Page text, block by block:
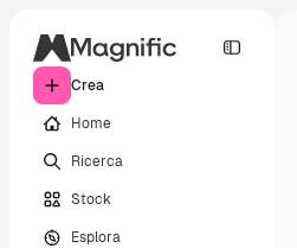
Crea
Home
Ricerca
Stock
Esplora